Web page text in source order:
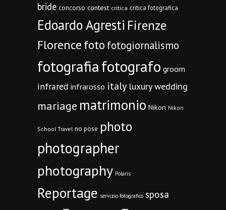
bride concorso contest critica critica fotografica
Edoardo Agresti Firenze
Florencefoto fotogiornalismo
fotografiafotografo groom
infrared infrarosso italy luxury wedding
mariage matrimonio Nikon Nikon
School Travel no pose photo
photographer
photography Polaris
Reportage servizio fotografico sposa